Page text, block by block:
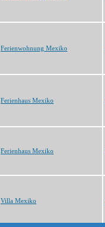
Ferienwohnung Mexiko
Ferienhaus Mexiko
Ferienhaus Mexiko
Villa Mexiko